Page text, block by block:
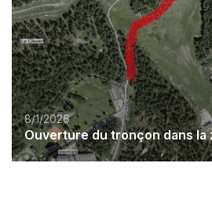
8/1/2026